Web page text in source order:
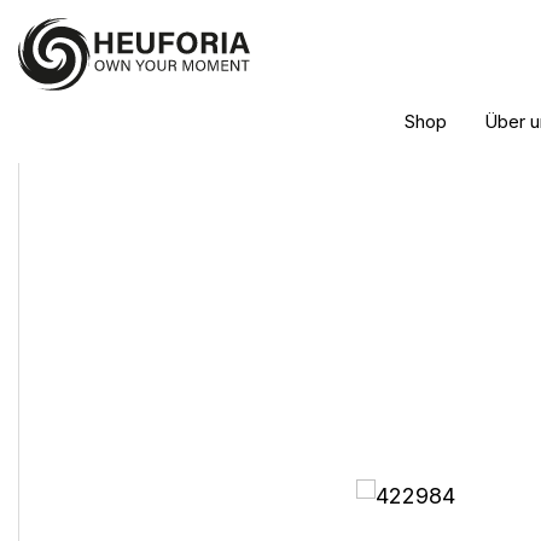
Shop Über